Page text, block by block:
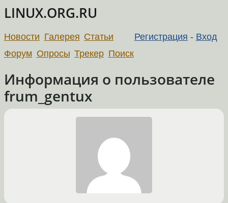
LINUX.ORG.RU
Регистрация - Вход
Новости Галерея Статьи
Форум Опросы Трекер Поиск
Информация о пользователе
frum_gentux